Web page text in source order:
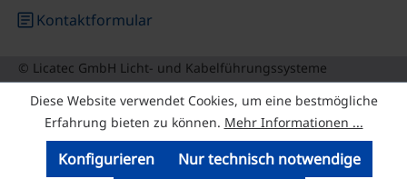
articleKontaktformular
© Licatec GmbH Licht- und Kabelführungssysteme
Diese Website verwendet Cookies, um eine bestmögliche
Erfahrung bieten zu können. Mehr Informationen ...
Nur technisch notwendige
Konfigurieren